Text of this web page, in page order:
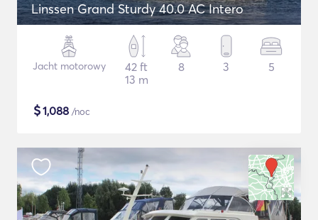
Linssen Grand Sturdy 40.0 AC Intero
Jacht motorowy
42 ft
13 m
8 3 5
$1,088 /noc